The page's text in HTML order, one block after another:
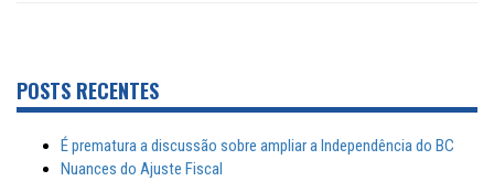
POSTS RECENTES
É prematura a discussão sobre ampliar a Independência do BC
Nuances do Ajuste Fiscal